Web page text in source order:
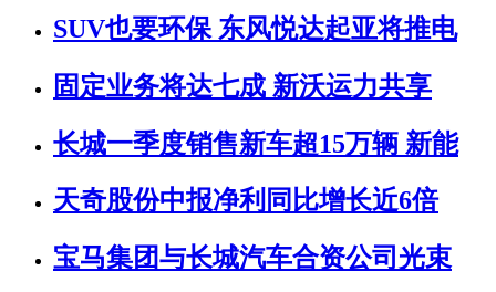
SUV也要环保 东风悦达起亚将推电
固定业务将达七成 新沃运力共享
长城一季度销售新车超15万辆 新能
天奇股份中报净利同比增长近6倍
宝马集团与长城汽车合资公司光束